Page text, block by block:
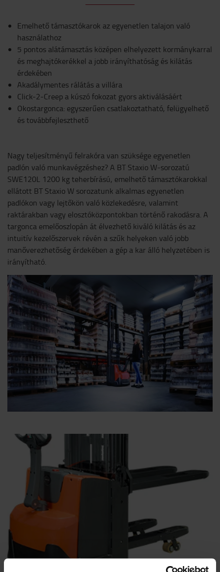
Emelhető támasztókarok az egyenetlen talajon való
használathoz
5 pontos alátámasztás középen elhelyezett kormánykarral
és meghajtókerékkel a jobb irányíthatóság és kilátás
érdekében
Akadálymentes rálátás a villára
Click-2-Creep a kúszó fokozat gyors aktiválásáért
Okostargonca: egyszerűen csatlakoztatható, felügyelhető
és továbbfejleszthető
Nagy teljesítményű felrakóra van szüksége egyenetlen
padlón való munkavégzéshez? A BT Staxio W-sorozatú
SWE120L 1200 kg teherbírású, emelhető támasztókarokkal
ellátott BT Staxio W sorozatunk alkalmas egyenetlen
padlókon vagy lejtőkön való közlekedésre, valamint
raktárakban vagy elosztóközpontokban történő rakodásra. A
targonca emelőoszlopán át élvezhető kiváló kilátás és az
intuitív kezelőszervek révén a szűk helyeken való jobb
manőverezhetőség érdekében a gép a kar álló helyzetében is
irányítható.